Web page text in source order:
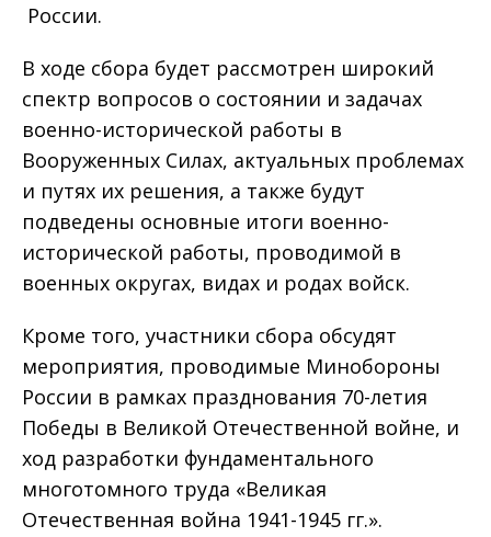
России.
В ходе сбора будет рассмотрен широкий
спектр вопросов о состоянии и задачах
военно-исторической работы в
Вооруженных Силах, актуальных проблемах
и путях их решения, а также будут
подведены основные итоги военно-
исторической работы, проводимой в
военных округах, видах и родах войск.
Кроме того, участники сбора обсудят
мероприятия, проводимые Минобороны
России в рамках празднования 70-летия
Победы в Великой Отечественной войне, и
ход разработки фундаментального
многотомного труда «Великая
Отечественная война 1941-1945 гг.».